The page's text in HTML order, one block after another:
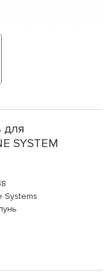
для
SYSTEM
Systems